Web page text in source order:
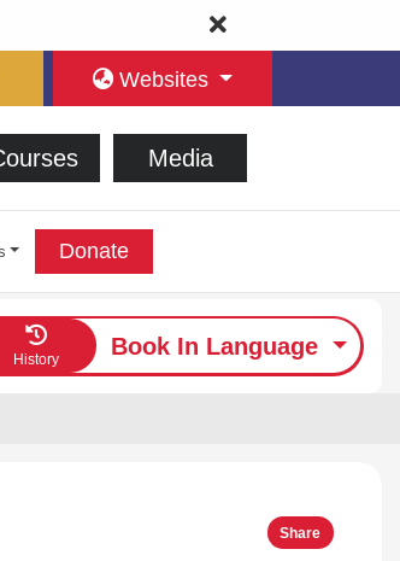
Websites
Media
Donate
History
Book In Language
Share